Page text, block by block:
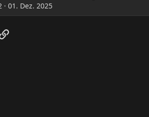
01. Dez. 2025
Link